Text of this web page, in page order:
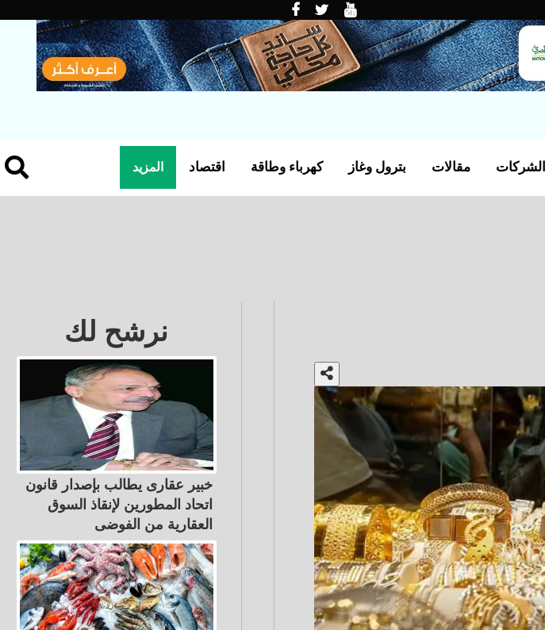
المزيد اقتصاد كهرباء وطاقة بترول وغاز مقالات الشركات
نرشح لك
خبير عقارى يطالب بإصدار قانون
اتحاد المطورين لإنقاذ السوق
العقارية من الفوضى